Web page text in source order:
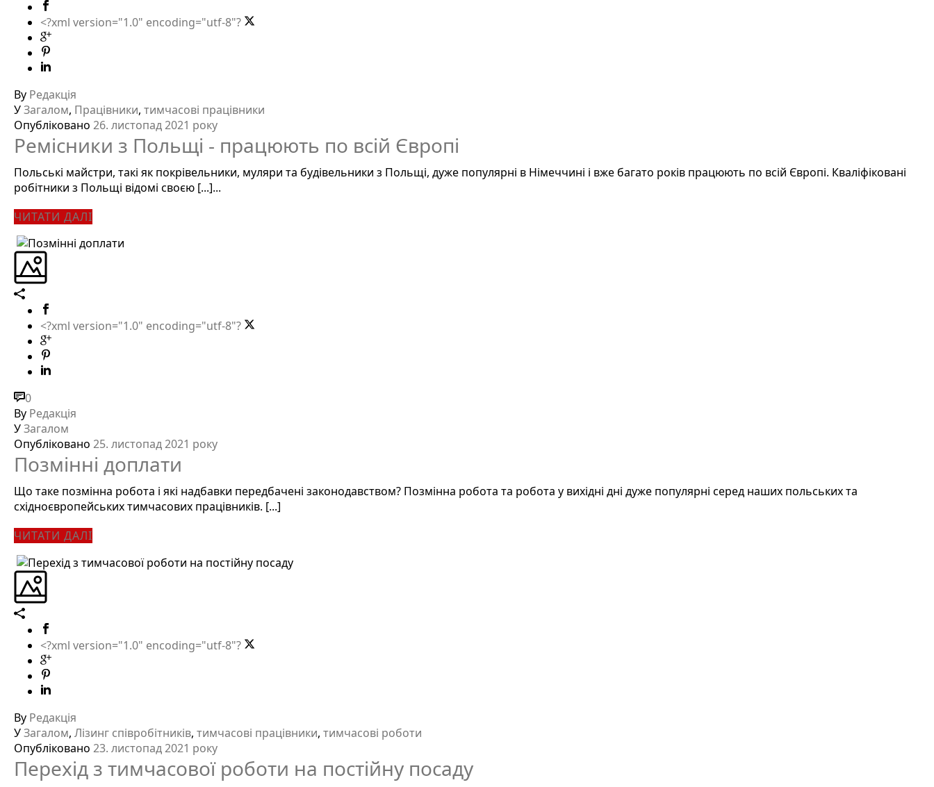
<?xml version="1.0" encoding="utf-8"?
By Редакція
УЗагалом, Працівники, тимчасові працівники
Опубліковано 26. листопад 2021 року
Ремісники з Польщі - працюють по всій Європі
Польські майстри, такі як покрівельники, муляри та будівельники з Польщі, дуже популярні в Німеччині і вже багато років працюють по всій Європі. Кваліфіковані
робітники з Польщі відомі своєю [...]...
ЧИТАТИ ДАЛІ
<?xml version="1.0" encoding="utf-8"?
0
By Редакція
УЗагалом
Опубліковано 25. листопад 2021 року
Позмінні доплати
Що таке позмінна робота і які надбавки передбачені законодавством? Позмінна робота та робота у вихідні дні дуже популярні серед наших польських та
східноєвропейських тимчасових працівників. [...]
ЧИТАТИ ДАЛІ
<?xml version="1.0" encoding="utf-8"?
By Редакція
УЗагалом, Лізинг співробітників, тимчасові працівники, тимчасові роботи
Опубліковано 23. листопад 2021 року
Перехід з тимчасової роботи на постійну посаду